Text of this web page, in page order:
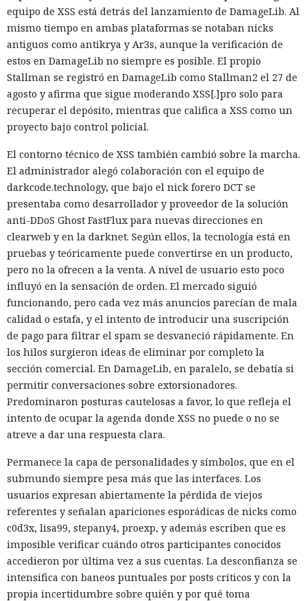
equipo de XSS está detrás del lanzamiento de DamageLib. Al
mismo tiempo en ambas plataformas se notaban nicks
antiguos como antikrya y Ar3s, aunque la verificación de
estos en DamageLib no siempre es posible. El propio
Stallman se registró en DamageLib como Stallman2 el 27 de
agosto y afirma que sigue moderando XSS[.]pro solo para
recuperar el depósito, mientras que califica a XSS como un
proyecto bajo control policial.
El contorno técnico de XSS también cambió sobre la marcha.
El administrador alegó colaboración con el equipo de
darkcode.technology, que bajo el nick forero DCT se
presentaba como desarrollador y proveedor de la solución
anti-DDoS Ghost FastFlux para nuevas direcciones en
clearweb y en la darknet. Según ellos, la tecnología está en
pruebas y teóricamente puede convertirse en un producto,
pero no la ofrecen a la venta. A nivel de usuario esto poco
influyó en la sensación de orden. El mercado siguió
funcionando, pero cada vez más anuncios parecían de mala
calidad o estafa, y el intento de introducir una suscripción
de pago para filtrar el spam se desvaneció rápidamente. En
los hilos surgieron ideas de eliminar por completo la
sección comercial. En DamageLib, en paralelo, se debatía si
permitir conversaciones sobre extorsionadores.
Predominaron posturas cautelosas a favor, lo que refleja el
intento de ocupar la agenda donde XSS no puede o no se
atreve a dar una respuesta clara.
Permanece la capa de personalidades y símbolos, que en el
submundo siempre pesa más que las interfaces. Los
usuarios expresan abiertamente la pérdida de viejos
referentes y señalan apariciones esporádicas de nicks como
c0d3x, lisa99, stepany4, proexp, y además escriben que es
imposible verificar cuándo otros participantes conocidos
accedieron por última vez a sus cuentas. La desconfianza se
intensifica con baneos puntuales por posts críticos y con la
propia incertidumbre sobre quién y por qué toma